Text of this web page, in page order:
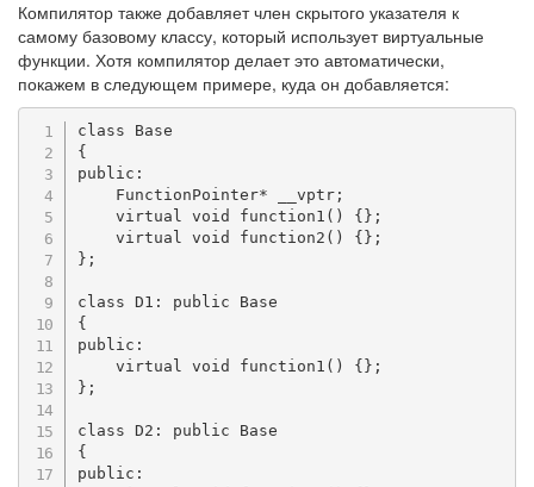
Компилятор также добавляет член скрытого указателя к
самому базовому классу, который использует виртуальные
функции. Хотя компилятор делает это автоматически,
покажем в следующем примере, куда он добавляется:
class
Base
{
public :
    FunctionPointer
* __vptr ;
virtual
void function1 ( ) {} ;
virtual
void function2 ( ) {} ;
} ;
class D1 : public
Base
{
public :
virtual
void function1 ( ) {} ;
} ;
class D2 : public
Base
{
public :